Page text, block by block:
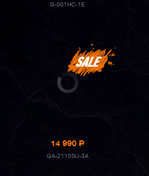
G-001HC-1E
14 990P
GA-2110SU-3A